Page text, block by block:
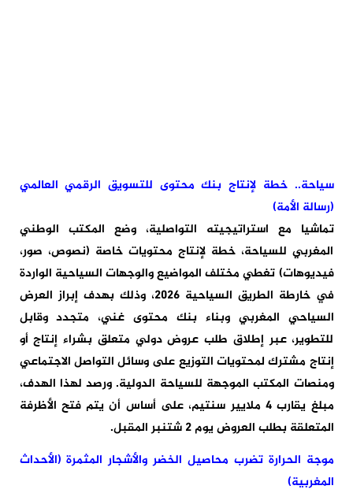
سياحة.. خطة لإنتاج بنك محتوى للتسويق الرقمي العالمي
(رسالة الأمة)
تماشيا مع استراتيجيته التواصلية، وضع المكتب الوطني
المغربي للسياحة، خطة لإنتاج محتويات خاصة (نصوص، صور،
فيديوهات) تغطي مختلف المواضيع والوجهات السياحية الواردة
في خارطة الطريق السياحية 2026، وذلك بهدف إبراز العرض
السياحي المغربي وبناء بنك محتوى غني، متجدد وقابل
للتطوير، عبر إطلاق طلب عروض دولي متعلق بشراء إنتاج أو
إنتاج مشترك لمحتويات التوزيع على وسائل التواصل الاجتماعي
ومنصات المكتب الموجهة للسياحة الدولية. ورصد لهذا الهدف،
مبلغ يقارب 4 ملايير سنتيم، على أساس أن يتم فتح الأظرفة
المتعلقة بطلب العروض يوم 2 شتنبر المقبل.
موجة الحرارة تضرب محاصيل الخضر والأشجار المثمرة (الأحداث
المغربية)